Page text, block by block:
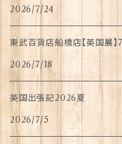
2026/7/24
東武百貨店船橋店【英国展】
2026/7/18
英国出張記2026夏
2026/7/5